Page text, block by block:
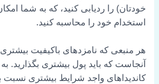
خودتان) را ردیابی کنید، که به شما
استخدام خود را محاسبه کنید.
هر منبعی که نامزدهای باکیفیت بیشتری
آنجاست که باید پول بیشتری بگذارید.
کاندیداهای واجد شرایط بیشتری نسبت